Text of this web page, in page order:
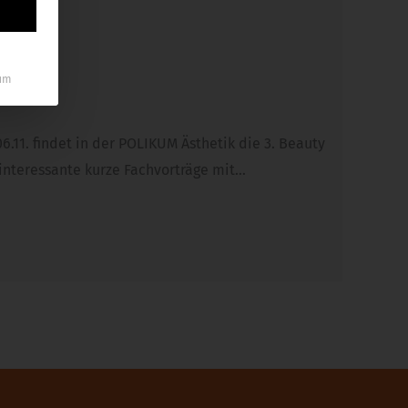
kurze Fachvorträge mit…